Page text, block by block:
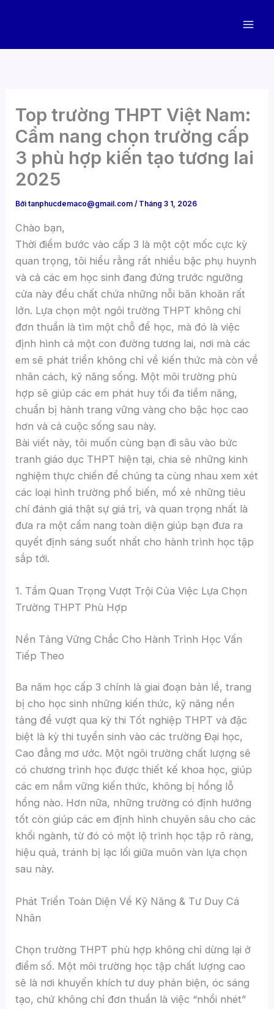
Top trường THPT Việt Nam:
Cẩm nang chọn trường cấp
3 phù hợp kiến tạo tương lai
2025
Bởitanphucdemaco@gmail.com/ Tháng 3 1, 2026
Chào bạn,
Thời điểm bước vào cấp 3 là một cột mốc cực kỳ
quan trọng, tôi hiểu rằng rất nhiều bậc phụ huynh
và cả các em học sinh đang đứng trước ngưỡng
cửa này đều chất chứa những nỗi băn khoăn rất
lớn. Lựa chọn một ngôi trường THPT không chỉ
đơn thuần là tìm một chỗ để học, mà đó là việc
định hình cả một con đường tương lai, nơi mà các
em sẽ phát triển không chỉ về kiến thức mà còn về
nhân cách, kỹ năng sống. Một môi trường phù
hợp sẽ giúp các em phát huy tối đa tiềm năng,
chuẩn bị hành trang vững vàng cho bậc học cao
hơn và cả cuộc sống sau này.
Bài viết này, tôi muốn cùng bạn đi sâu vào bức
tranh giáo dục THPT hiện tại, chia sẻ những kinh
nghiệm thực chiến để chúng ta cùng nhau xem xét
các loại hình trường phổ biến, mổ xẻ những tiêu
chí đánh giá thật sự giá trị, và quan trọng nhất là
đưa ra một cẩm nang toàn diện giúp bạn đưa ra
quyết định sáng suốt nhất cho hành trình học tập
sắp tới.
1. Tầm Quan Trọng Vượt Trội Của Việc Lựa Chọn
Trường THPT Phù Hợp
Nền Tảng Vững Chắc Cho Hành Trình Học Vấn
Tiếp Theo
Ba năm học cấp 3 chính là giai đoạn bản lề, trang
bị cho học sinh những kiến thức, kỹ năng nền
tảng để vượt qua kỳ thi Tốt nghiệp THPT và đặc
biệt là kỳ thi tuyển sinh vào các trường Đại học,
Cao đẳng mơ ước. Một ngôi trường chất lượng sẽ
có chương trình học được thiết kế khoa học, giúp
các em nắm vững kiến thức, không bị hổng lỗ
hổng nào. Hơn nữa, những trường có định hướng
tốt còn giúp các em định hình chuyên sâu cho các
khối ngành, từ đó có một lộ trình học tập rõ ràng,
hiệu quả, tránh bị lạc lối giữa muôn vàn lựa chọn
sau này.
Phát Triển Toàn Diện Về Kỹ Năng & Tư Duy Cá
Nhân
Chọn trường THPT phù hợp không chỉ dừng lại ở
điểm số. Một môi trường học tập chất lượng cao
sẽ là nơi khuyến khích tư duy phản biện, óc sáng
tạo, chứ không chỉ đơn thuần là việc “nhồi nhét”